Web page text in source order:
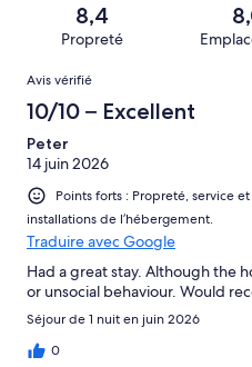
sur 446.
sur 446.
8,4
Propreté
Avis
Avis vérifié
10/10 – Excellent
Peter
14 juin 2026
Points forts : Propreté, service
installations de l’hébergement.
Traduire avec Google
Had a great stay. Although the
or unsocial behaviour. Would
Séjour de 1 nuit en juin 2026
0